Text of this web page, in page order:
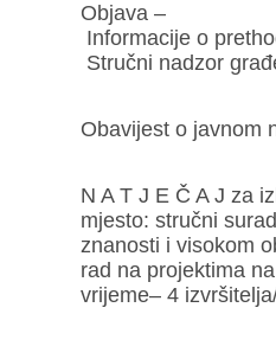
Objava –
Informacije o
Stručni nadzor
Obavijest o javnom
N A T J E Č A J za
mjesto: stručni
znanosti i visokom
rad na projektima
vrijeme– 4